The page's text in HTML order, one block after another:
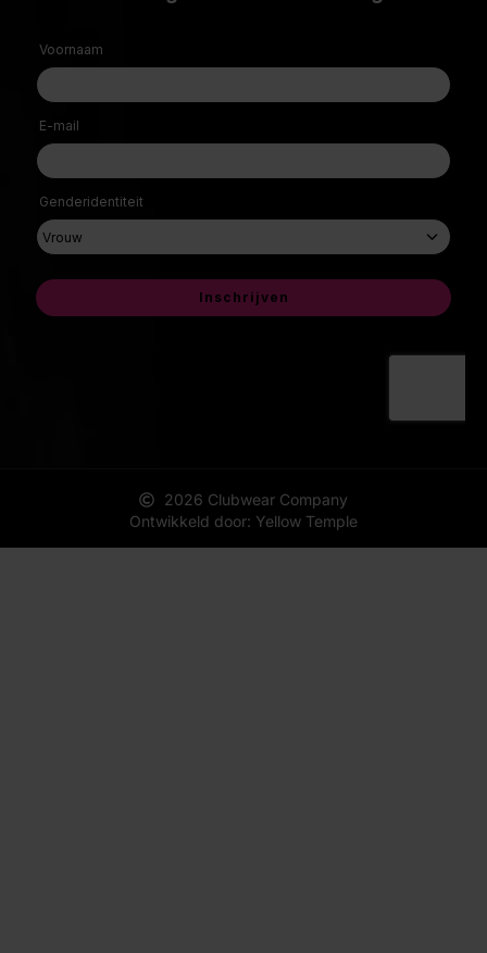
2026 Clubwear Company
Ontwikkeld door: Yellow Temple